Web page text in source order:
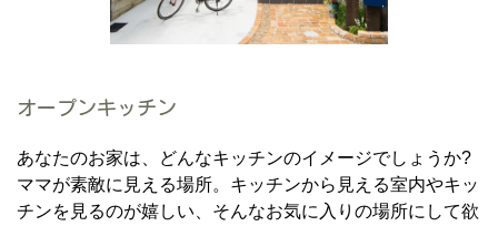
オープンキッチン
あなたのお家は、どんなキッチンのイメージでしょうか?
ママが素敵に見える場所。キッチンから見える室内やキッ
チンを見るのが嬉しい、そんなお気に入りの場所にして欲